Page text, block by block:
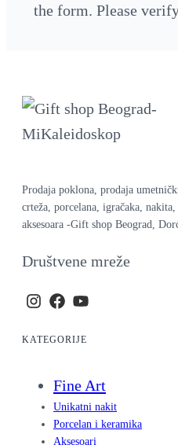
the form. Please
Prodaja poklona, prodaja
crteža, porcelana, igračaka, nakita,
aksesoara -Gift shop Beograd,
Društvene mreže
KATEGORIJE
Fine Art
Unikatni nakit
Porcelan i keramika
Aksesoari